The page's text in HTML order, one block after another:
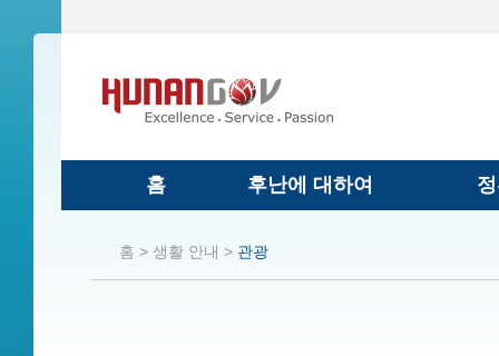
홈 후난에 대하여
홈 > 생활 안내 > 관광